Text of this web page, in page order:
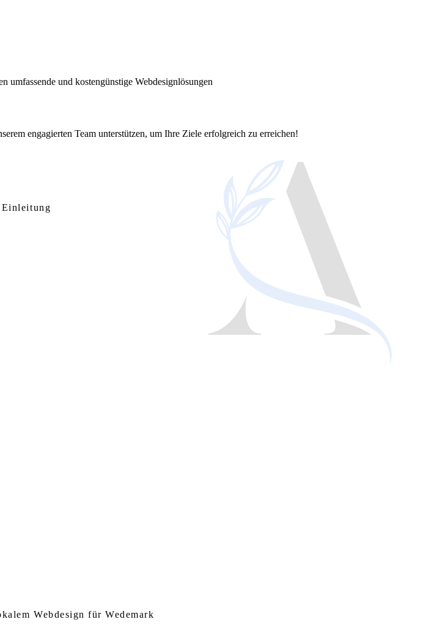
umfassende und kostengünstige Webdesignlösungen
engagierten Team unterstützen, um Ihre Ziele erfolgreich zu erreichen!
Website für lokalen Erfolg
Einleitung
Webdesign für Wedemark